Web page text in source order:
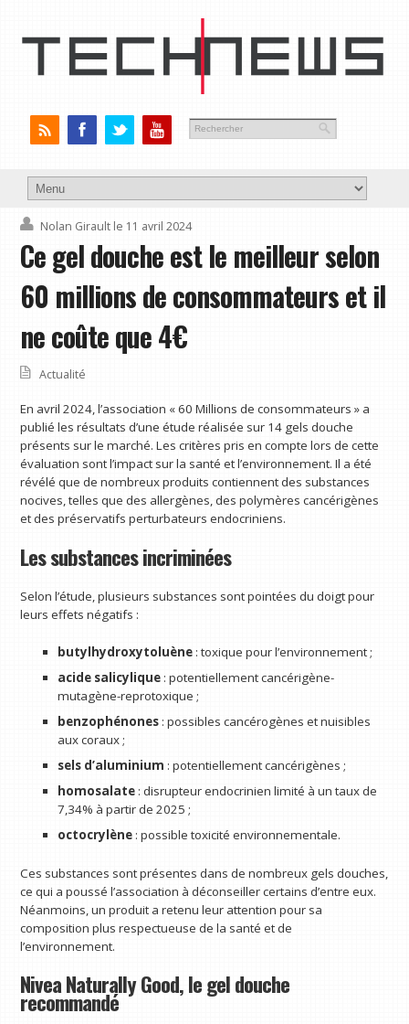
Nolan Girault le 11 avril 2024
Ce gel douche est le meilleur selon
60 millions de consommateurs et il
ne coûte que 4€
Actualité
En avril 2024, l’association « 60 Millions de consommateurs » a
publié les résultats d’une étude réalisée sur 14 gels douche
présents sur le marché. Les critères pris en compte lors de cette
évaluation sont l’impact sur la santé et l’environnement. Il a été
révélé que de nombreux produits contiennent des substances
nocives, telles que des allergènes, des polymères cancérigènes
et des préservatifs perturbateurs endocriniens.
Les substances incriminées
Selon l’étude, plusieurs substances sont pointées du doigt pour
leurs effets négatifs :
butylhydroxytoluène: toxique pour l’environnement ;
acide salicylique: potentiellement cancérigène-
mutagène-reprotoxique ;
benzophénones: possibles cancérogènes et nuisibles
aux coraux ;
sels d’aluminium : potentiellement cancérigènes ;
homosalate: disrupteur endocrinien limité à un taux de
7,34% à partir de 2025 ;
octocrylène: possible toxicité environnementale.
Ces substances sont présentes dans de nombreux gels douches,
ce qui a poussé l’association à déconseiller certains d’entre eux.
Néanmoins, un produit a retenu leur attention pour sa
composition plus respectueuse de la santé et de
l’environnement.
Nivea Naturally Good, le gel douche
recommandé